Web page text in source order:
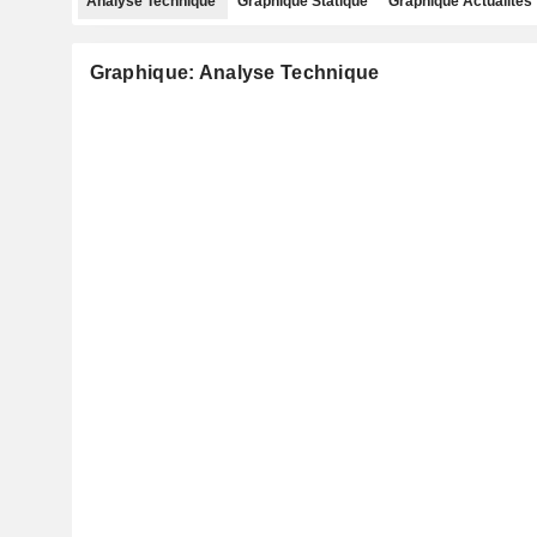
Graphique: Analyse Technique